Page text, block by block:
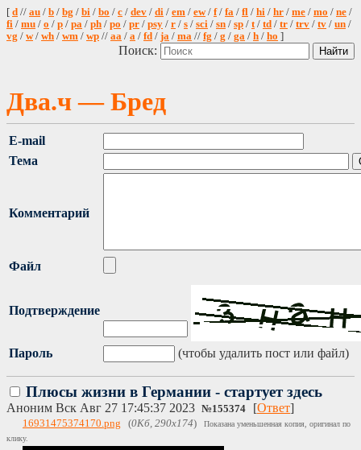
[ d // au / b / bg / bi / bo / c / dev / di / em / ew/ f/ fa / fl / hi / hr / me / mo / ne /
fi / mu / o / p / pa / ph / po / pr / psy / r / s / sci / sn / sp / t/ td / tr / trv / tv / un /
vg / w/ wh / wm / wp // aa / a / fd / ja / ma // fg / g / ga / h / ho ]
Поиск:
Два.ч — Бред
E-mail
Тема
Комментарий
Файл
Подтверждение
Пароль (чтобы удалить пост или файл)
Плюсы жизни в Германии - стартует здесь
Аноним Вск Авг 27 17:45:37 2023 №155374 [Ответ]
16931475374170.png (0Кб, 290x174)
Показана уменьшенная копия, оригинал по
клику.